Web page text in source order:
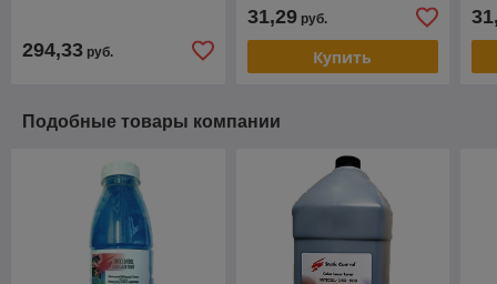
294,33 руб.
31,29руб.
Купить
Подобные товары компании